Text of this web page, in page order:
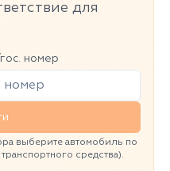
для
номер
выберите автомобиль по
средства).